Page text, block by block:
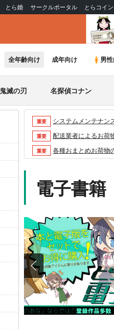
とら婚 サークルポータル とらコイン
全年齢向け 成年向け 男
鬼滅の刃 名探偵コナン
重要 システムメンテナン
重要 配送業者によるお荷
重要 各種おまとめお荷物
重要 【2026/4/1より】と
重要 おまとめサイクル「
重要 【2025/12/1より】
重要 個人情報保護方針の
重要 ポイント付与・管理
全てのお知らせを見る
電子書籍